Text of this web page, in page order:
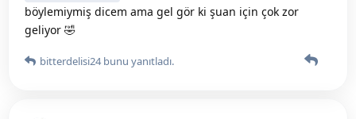
böylemiymiş dicem ama gel gör ki şuan için çok zor
geliyor 🤣
bitterdelisi24bunu yanıtladı.